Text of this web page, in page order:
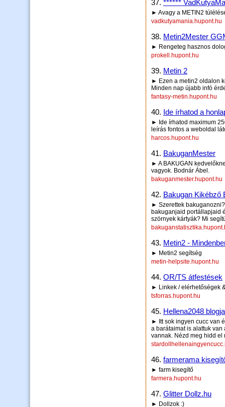
37. ******
► Avagy a METIN2
vadkutyamania.hupont.hu
38. Metin2Mester
► Rengeteg hasznos
prokell.hupont.hu
39. Metin 2
► Ezen a metin2 oldalon
Minden nap újabb infó
fantasy-metin.hupont.hu
40. Ide írhatod a
► Ide írhatod maximum
leírás fontos a weboldal
harcos.hupont.hu
41. BakuganMester
► A BAKUGAN
vagyok. Bodnár Ábel.
bakuganmester.hupont.hu
42. Bakugan Kikébző
► Szerettek
bakuganjaid portállapjaid
szörnyek kártyák? Mi
43. Metin2 -
► Metin2 segítség
metin-helpsite.hupont.hu
44. OR/TS átfestések
► Linkek / elérhetőségek
tsforras.hupont.hu
45. Hellena2048 blogja
► Itt sok ingyen cucc van
a barátaimat is alattuk
vannak. Nézd meg hidd el
46. farmerama
► farm kisegítő
farmera.hupont.hu
47. Glitter Dollz.hu
► Dollzok :)